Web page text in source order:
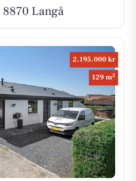
8870 Langå
2.195.000 kr
129 m2